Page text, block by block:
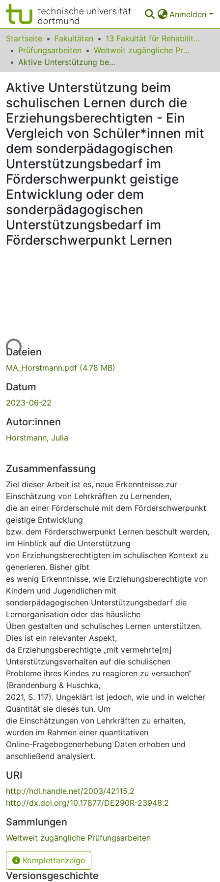
Anmelden
Bereiche & Sammlungen
Das gesamte Repositorium
FAQ
Leitlinien
Zurück zur Startseite
Startseite Fakultäten
13 Fakultät für Rehabilitationswissenschaften
Prüfungsarbeiten
Weltweit zugängliche Prüfungsarbeiten
Aktive Unterstützung beim schulischen Lernen durch die Erziehungsberechtigten - Ein Vergleich von Schüler*innen mit dem sonderpädagogischen Unterstützungsbedarf im Förderschwerpunkt geistige Entwicklung oder dem sonderpädagogischen Unterstützungsbedarf im Förderschwerpunkt Lernen
Aktive Unterstützung beim
schulischen Lernen durch die
Erziehungsberechtigten - Ein
Vergleich von Schüler*innen mit
dem sonderpädagogischen
Unterstützungsbedarf im
Förderschwerpunkt geistige
Entwicklung oder dem
sonderpädagogischen
Unterstützungsbedarf im
Förderschwerpunkt Lernen
Dateien
MA_Horstmann.pdf (4.78 MB)
Datum
2023-06-22
Autor:innen
Horstmann, Julia
Zusammenfassung
Ziel dieser Arbeit ist es, neue Erkenntnisse zur
Einschätzung von Lehrkräften zu Lernenden,
die an einer Förderschule mit dem Förderschwerpunkt
geistige Entwicklung
bzw. dem Förderschwerpunkt Lernen beschult werden,
im Hinblick auf die Unterstützung
von Erziehungsberechtigten im schulischen Kontext zu
generieren. Bisher gibt
es wenig Erkenntnisse, wie Erziehungsberechtigte von
Kindern und Jugendlichen mit
sonderpädagogischen Unterstützungsbedarf die
Lernorganisation oder das häusliche
Üben gestalten und schulisches Lernen unterstützen.
Dies ist ein relevanter Aspekt,
da Erziehungsberechtigte „mit vermehrte[m]
Unterstützungsverhalten auf die schulischen
Probleme ihres Kindes zu reagieren zu versuchen“
(Brandenburg & Huschka,
2021, S. 117). Ungeklärt ist jedoch, wie und in welcher
Quantität sie dieses tun. Um
die Einschätzungen von Lehrkräften zu erhalten,
wurden im Rahmen einer quantitativen
Online-Fragebogenerhebung Daten erhoben und
anschließend analysiert.
URI
http://hdl.handle.net/2003/42115.2
http://dx.doi.org/10.17877/DE290R-23948.2
Sammlungen
Weltweit zugängliche Prüfungsarbeiten
Komplettanzeige
Versionsgeschichte